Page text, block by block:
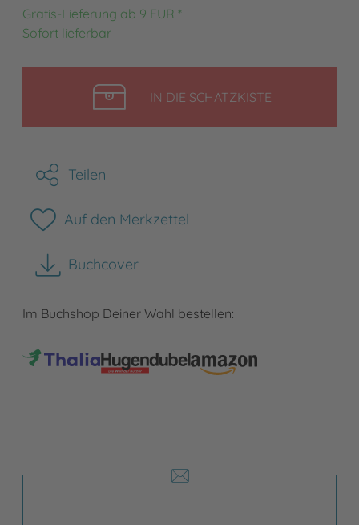
Gratis-Lieferung ab 9 EUR *
Sofort lieferbar
IN DIE SCHATZKISTELEGEN
Teilen
Auf den Merkzettel
Buchcover
herunterladen
Im Buchshop Deiner Wahl bestellen: